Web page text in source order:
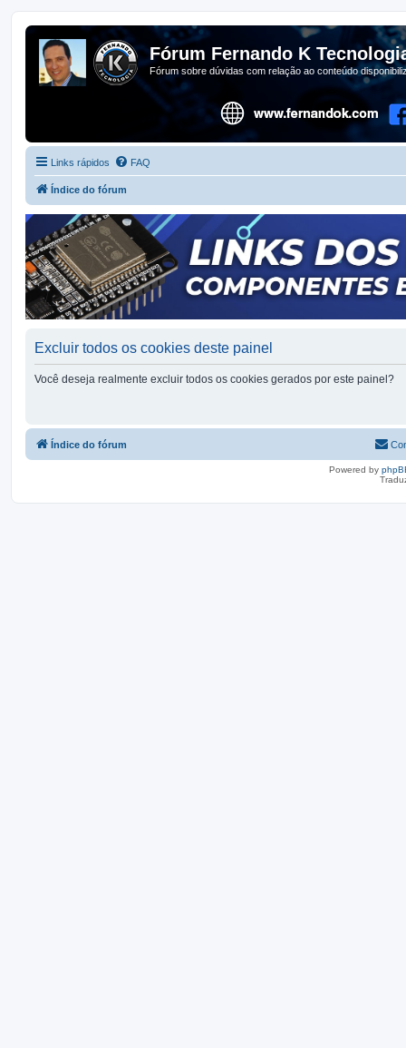
Fórum Fernando K
Fórum sobre dúvidas com relação ao conteúdo
Links rápidos FAQ
Índice do fórum
Excluir todos os cookies deste painel
Você deseja realmente excluir todos os cookies gerados por este painel?
Índice do fórum
Powered by